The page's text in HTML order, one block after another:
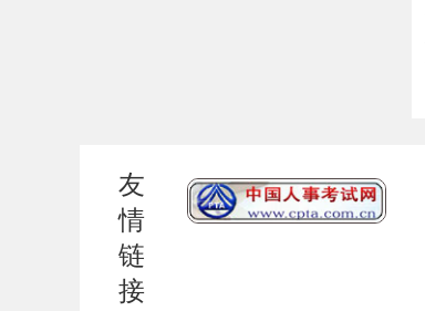
友
情
链
接